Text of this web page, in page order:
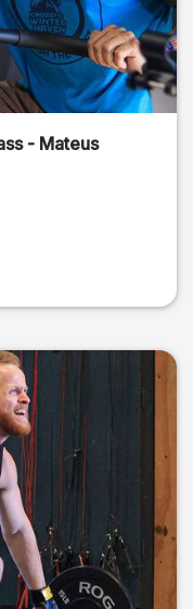
- Mateus